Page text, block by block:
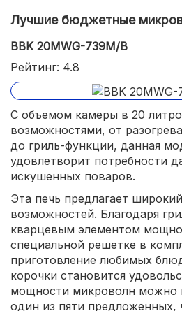
Лучшие бюджетные
BBK 20MWG-739M/B
Рейтинг: 4.8
С объемом камеры в 20
возможностями, от
до гриль-функции, данная
удовлетворит потребности
искушенных поваров.
Эта печь предлагает
возможностей. Благодаря
кварцевым элементом
специальной решетке в
приготовление любимых
корочки становится
мощности микроволн можно
один из пяти предложенных,